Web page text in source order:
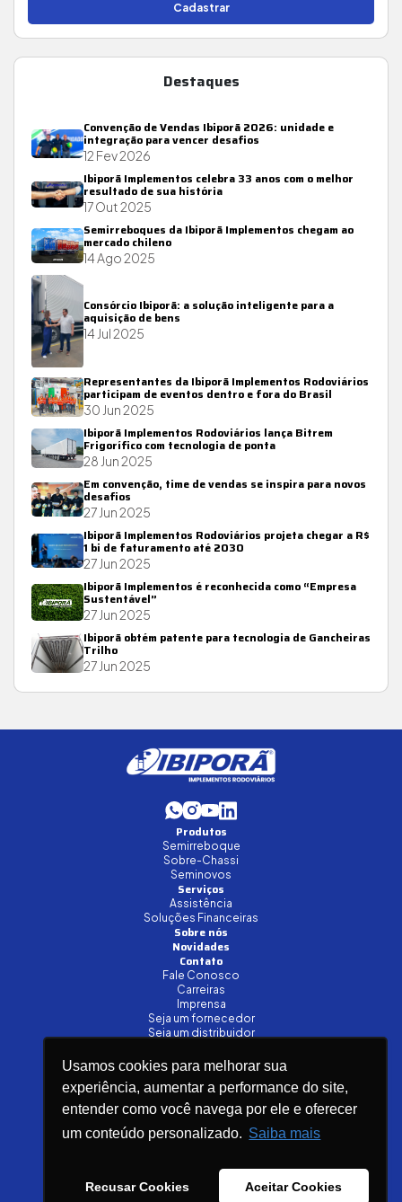
Usamos cookies para melhorar sua
experiência, aumentar a performance do site,
entender como você navega por ele e oferecer
um conteúdo personalizado. Saiba mais
Recusar Cookies Aceitar Cookies
Cadastrar
Destaques
Convenção de Vendas Ibiporã 2026: unidade e
integração para vencer desafios
12 Fev 2026
Ibiporã Implementos celebra 33 anos com o melhor
resultado de sua história
17 Out 2025
Semirreboques da Ibiporã Implementos chegam ao
mercado chileno
14 Ago 2025
Consórcio Ibiporã: a solução inteligente para a
aquisição de bens
14 Jul 2025
Representantes da Ibiporã Implementos Rodoviários
participam de eventos dentro e fora do Brasil
30 Jun 2025
Ibiporã Implementos Rodoviários lança Bitrem
Frigorífico com tecnologia de ponta
28 Jun 2025
Em convenção, time de vendas se inspira para novos
desafios
27 Jun 2025
Ibiporã Implementos Rodoviários projeta chegar a R$
1 bi de faturamento até 2030
27 Jun 2025
Ibiporã Implementos é reconhecida como “Empresa
Sustentável”
27 Jun 2025
Ibiporã obtém patente para tecnologia de Gancheiras
Trilho
27 Jun 2025
Produtos
Semirreboque
Sobre-Chassi
Seminovos
Serviços
Assistência
Soluções Financeiras
Sobre nós
Novidades
Contato
Fale Conosco
Carreiras
Imprensa
Seja um fornecedor
Seja um distribuidor
Área restrita
Política de Privacidade
Canal de Ética
0800 043 5000